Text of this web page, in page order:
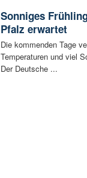
Sonniges
Pfalz erwartet
Die kommenden Tage
Temperaturen und viel
Der Deutsche ...